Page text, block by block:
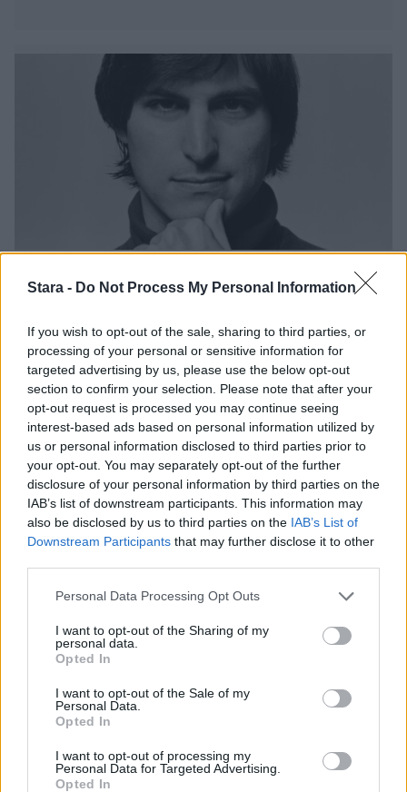
Stara - Do Not Process My Personal Information
If you wish to opt-out of the sale, sharing to third parties, or
processing of your personal or sensitive information for
targeted advertising by us, please use the below opt-out
section to confirm your selection. Please note that after your
opt-out request is processed you may continue seeing
interest-based ads based on personal information utilized by
us or personal information disclosed to third parties prior to
your opt-out. You may separately opt-out of the further
disclosure of your personal information by third parties on the
IAB’s list of downstream participants. This information may
also be disclosed by us to third parties on the IAB’s List of
Downstream Participants that may further disclose it to other
Personal Data Processing Opt Outs
I want to opt-out of the Sharing of my
personal data.
Opted In
I want to opt-out of the Sale of my
Personal Data.
Opted In
I want to opt-out of processing my
Personal Data for Targeted Advertising.
Opted In
Digi Viihdeuutiset
Applen perustamissopimus
huutokaupataan – hinta
nousemassa pilviin
18.10.2025, 15:00